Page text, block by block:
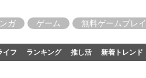
ガ ゲーム 無料ゲームプレイ
イフ ランキング 推し活 新着トレンド